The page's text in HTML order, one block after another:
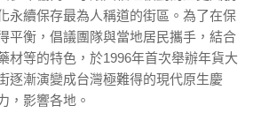
永續保存最為人稱道的街區。為了在保
平衡，倡議團隊與當地居民攜手，結合
材等的特色，於1996年首次舉辦年貨大
逐漸演變成台灣極難得的現代原生慶
，影響各地。